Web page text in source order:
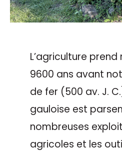
L’agriculture
9600 ans avant
de fer (500 av. J.
gauloise est
nombreuses
agricoles et les